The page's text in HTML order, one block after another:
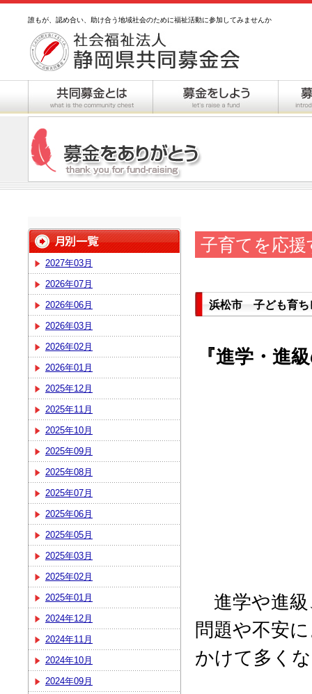
誰もが、認め合い、助け合う地域社会のために福祉活動に参加してみませんか
2027年03月
2026年07月
2026年06月
2026年03月
2026年02月
2026年01月
2025年12月
2025年11月
2025年10月
2025年09月
2025年08月
2025年07月
2025年06月
2025年05月
2025年03月
2025年02月
2025年01月
2024年12月
2024年11月
2024年10月
2024年09月
子育てを応
浜松市 子ども育ち
『進学・進
進学や進級
問題や不安
かけて多く